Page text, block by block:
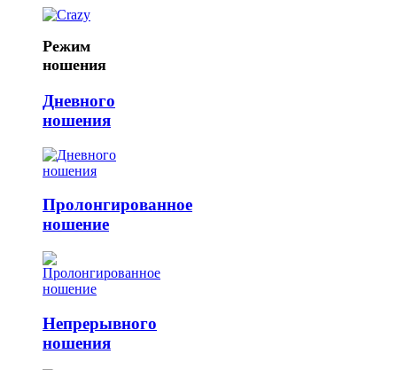
Режим
ношения
Дневного
ношения
Пролонгированное
ношение
Непрерывного
ношения